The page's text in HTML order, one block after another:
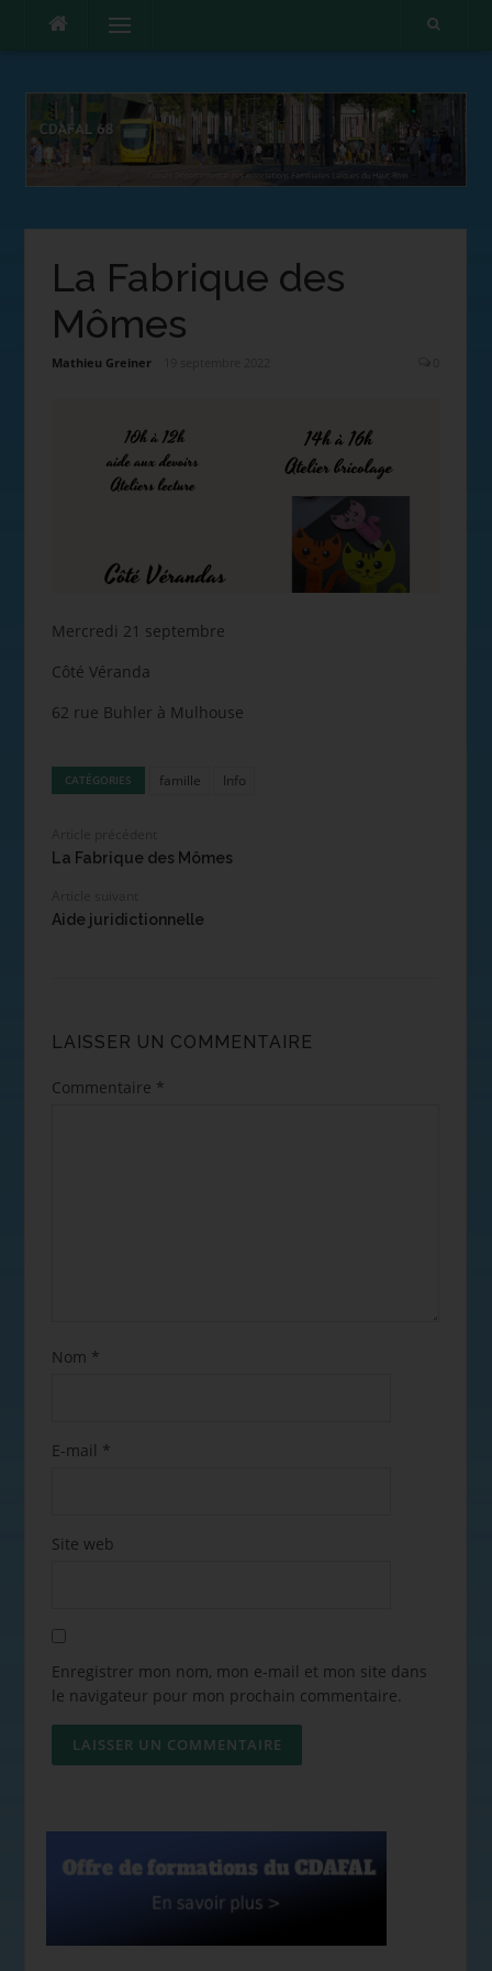
Menu
La Fabrique des
Mômes
Mathieu Greiner
Mercredi 21 septembre
Côté Véranda
62 rue Buhler à Mulhouse
CATÉGORIES famille Info
La Fabrique des Mômes
Aide juridictionnelle
LAISSER UN COMMENTAIRE
Commentaire *
Nom *
E-mail *
Site web
Enregistrer mon nom, mon e-mail et mon site dans
le navigateur pour mon prochain commentaire.